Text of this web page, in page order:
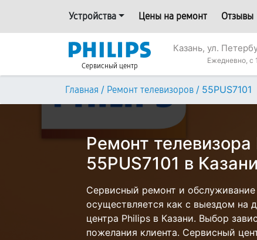
Устройства Цены на ремонт Отзывы
Сервисный центр
Казань, ул.
Ежедневно, с
Главная / Ремонт телевизоров / 55PUS7101
Ремонт телевизора
55PUS7101 в Казани
Сервисный ремонт и обслуживание
осуществляется как с выездом на
центра Philips в Казани. Выбор
пожелания клиента. Сервисный